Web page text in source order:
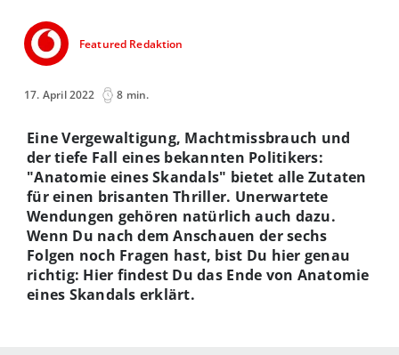
Featured Redaktion
17. April 2022 8 min.
Eine Vergewaltigung, Machtmissbrauch und
der tiefe Fall eines bekannten Politikers:
"Anatomie eines Skandals" bietet alle Zutaten
für einen brisanten Thriller. Unerwartete
Wendungen gehören natürlich auch dazu.
Wenn Du nach dem Anschauen der sechs
Folgen noch Fragen hast, bist Du hier genau
richtig: Hier findest Du das Ende von Anatomie
eines Skandals erklärt.